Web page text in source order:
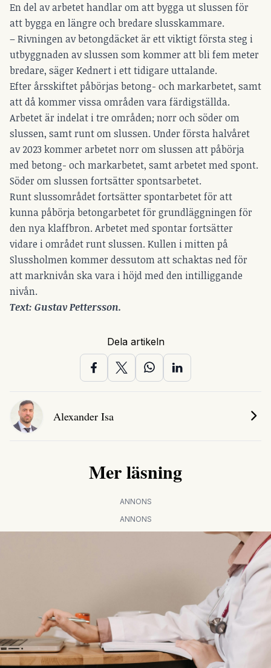
En del av arbetet handlar om att bygga ut slussen för
att bygga en längre och bredare slusskammare.
– Rivningen av betongdäcket är ett viktigt första steg i
utbyggnaden av slussen som kommer att bli fem meter
bredare, säger Kednert i ett tidigare uttalande.
Efter årsskiftet påbörjas betong- och markarbetet, samt
att då kommer vissa områden vara färdigställda.
Arbetet är indelat i tre områden; norr och söder om
slussen, samt runt om slussen. Under första halvåret
av 2023 kommer arbetet norr om slussen att påbörja
med betong- och markarbetet, samt arbetet med spont.
Söder om slussen fortsätter spontsarbetet.
Runt slussområdet fortsätter spontarbetet för att
kunna påbörja betongarbetet för grundläggningen för
den nya klaffbron. Arbetet med spontar fortsätter
vidare i området runt slussen. Kullen i mitten på
Slussholmen kommer dessutom att schaktas ned för
att marknivån ska vara i höjd med den intilliggande
nivån.
Text: Gustav Pettersson.
Dela artikeln
Alexander Isa
Mer läsning
ANNONS
ANNONS